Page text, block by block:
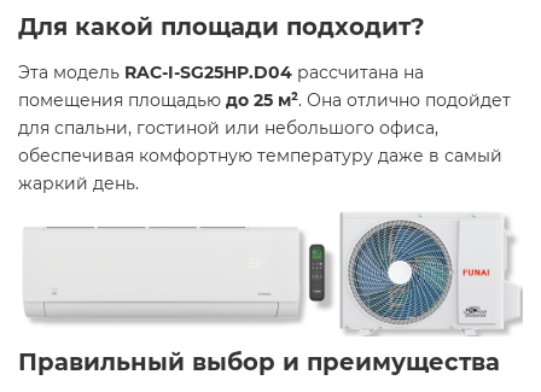
Для какой площади подходит?
Эта модель RAC-I-SG25HP.D04 рассчитана на
помещения площадью до 25 м². Она отлично подойдет
для спальни, гостиной или небольшого офиса,
обеспечивая комфортную температуру даже в самый
жаркий день.
Правильный выбор и преимущества